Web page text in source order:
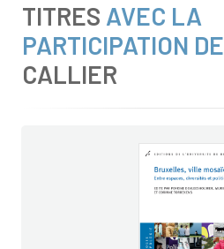
TITRES AVEC LA
PARTICIPATION DE
CALLIER